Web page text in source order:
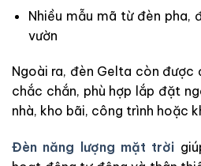
Nhiều mẫu mã từ đèn pha,
vườn
Ngoài ra, đèn Gelta còn
chắc chắn, phù hợp lắp đặt
nhà, kho bãi, công trình hoặc
Đèn năng lượng mặt trời